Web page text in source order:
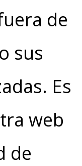
de
sus
Es
web
de